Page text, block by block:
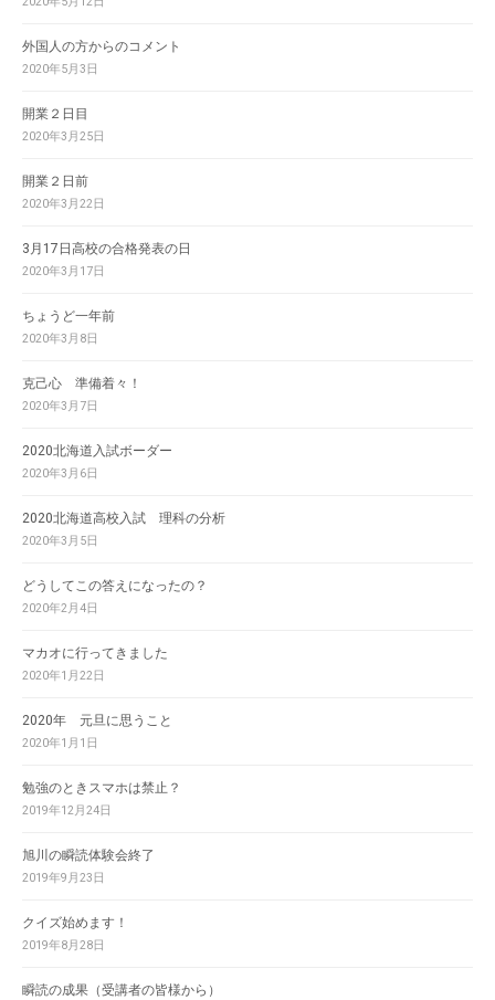
外国人の方からのコメント
2020年5月3日
開業２日目
2020年3月25日
開業２日前
2020年3月22日
3月17日高校の合格発表の日
2020年3月17日
ちょうど一年前
2020年3月8日
克己心 準備着々！
2020年3月7日
2020北海道入試ボーダー
2020年3月6日
2020北海道高校入試 理科の分析
2020年3月5日
どうしてこの答えになったの？
2020年2月4日
マカオに行ってきました
2020年1月22日
2020年 元旦に思うこと
2020年1月1日
勉強のときスマホは禁止？
2019年12月24日
旭川の瞬読体験会終了
2019年9月23日
クイズ始めます！
2019年8月28日
瞬読の成果（受講者の皆様から）